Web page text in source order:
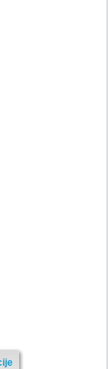
vaš novac.
i sniženim
o popustima i ceni
na akciji
iz kategorije
sajtove za artikal
svakodnevno ažurira
dostupnost sa
iz akcije Katalog
proizvođača ili